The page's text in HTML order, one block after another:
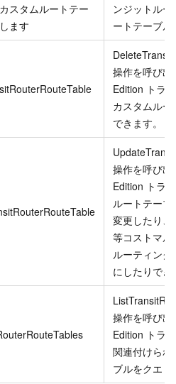
スタムルートテー
ます
ンジットル
ートテーブ
操作を呼び
Edition トラ
カスタムル
できます。
操作を呼び
Edition トラ
ルートテー
変更したり
等コストマル
ルーティン
にしたりでき
操作を呼び
Edition トラ
関連付けら
ブルをクエリ